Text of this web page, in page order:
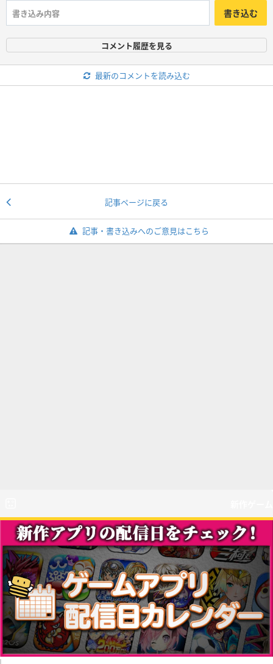
書き込む
コメント履歴を見る
最新のコメントを読み込む
記事ページに戻る
記事・書き込みへのご意見はこちら